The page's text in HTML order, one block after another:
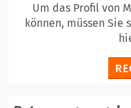
Um das Profil von
können, müssen Sie